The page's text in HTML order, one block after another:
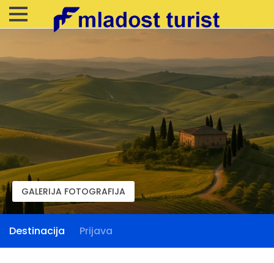
GALERIJA FOTOGRAFIJA
Destinacija Prijava